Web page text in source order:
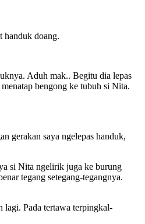
handuk doang.
Aduh mak.. Begitu dia lepas
bengong ke tubuh si Nita.
gerakan saya ngelepas handuk,
si Nita ngelirik juga ke burung
tegang setegang-tegangnya.
lagi. Pada tertawa terpingkal-